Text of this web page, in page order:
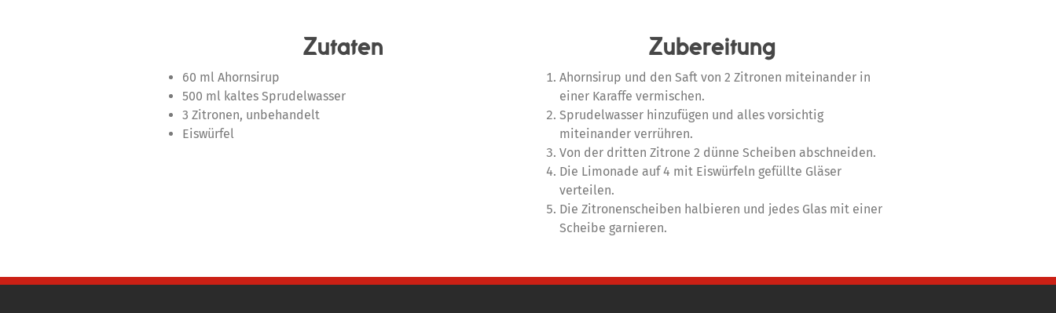
Zutaten
60 ml Ahornsirup
500 ml kaltes Sprudelwasser
3 Zitronen, unbehandelt
Eiswürfel
Zubereitung
Ahornsirup und den Saft von 2 Zitronen miteinander in
einer Karaffe vermischen.
Sprudelwasser hinzufügen und alles vorsichtig
miteinander verrühren.
Von der dritten Zitrone 2 dünne Scheiben abschneiden.
Die Limonade auf 4 mit Eiswürfeln gefüllte Gläser
verteilen.
Die Zitronenscheiben halbieren und jedes Glas mit einer
Scheibe garnieren.